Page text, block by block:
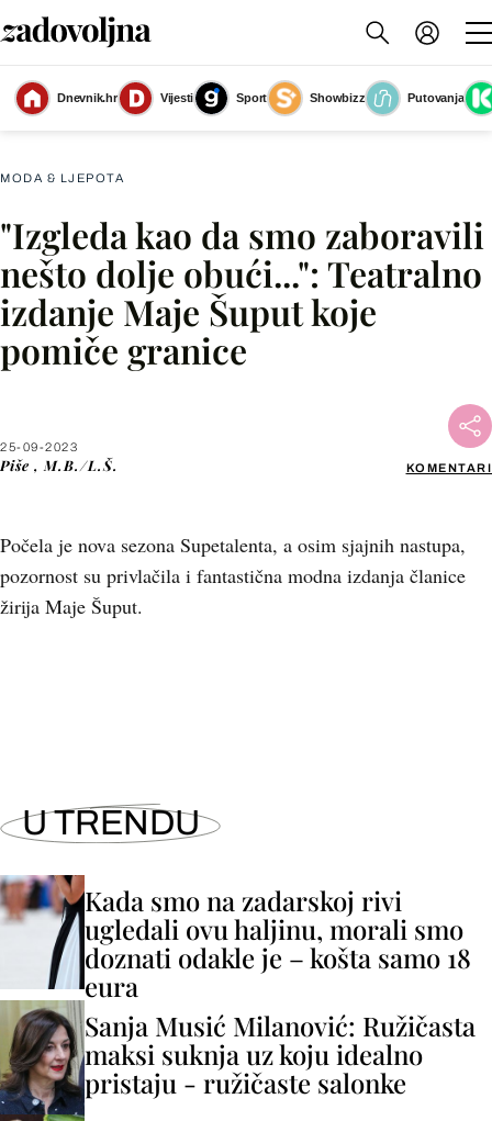
Dnevnik.hr Vijesti Sport Showbizz Putovanja
Ružičasto izdanje Maje Šuput u novoj sezoni Supertalenta(Foto: Marko
Grubnić/Instagram)
MODA & LJEPOTA
"Izgleda kao da smo zaboravili
nešto dolje obući...": Teatralno
izdanje Maje Šuput koje
pomiče granice
25-09-2023
Piše , M.B./L.Š. KOMENTARI
Počela je nova sezona Supetalenta, a osim sjajnih nastupa,
pozornost su privlačila i fantastična modna izdanja članice
žirija Maje Šuput.
Facebook
X
U TRENDU
Kada smo na zadarskoj rivi
ugledali ovu haljinu, morali smo
doznati odakle je – košta samo 18
eura
Sanja Musić Milanović: Ružičasta
maksi suknja uz koju idealno
pristaju - ružičaste salonke